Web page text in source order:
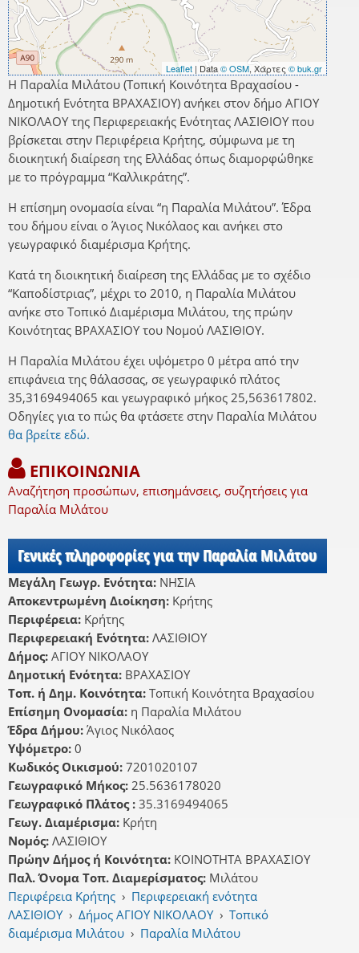
Leaflet | Data© OSM, Χάρτες © buk.gr
Η Παραλία Μιλάτου (Τοπική Κοινότητα Βραχασίου -
Δημοτική Ενότητα ΒΡΑΧΑΣΙΟΥ) ανήκει στον δήμο ΑΓΙΟΥ
ΝΙΚΟΛΑΟΥ της Περιφερειακής Ενότητας ΛΑΣΙΘΙΟΥ που
βρίσκεται στην Περιφέρεια Κρήτης, σύμφωνα με τη
διοικητική διαίρεση της Ελλάδας όπως διαμορφώθηκε
με το πρόγραμμα “Καλλικράτης”.
Η επίσημη ονομασία είναι “η Παραλία Μιλάτου”. Έδρα
του δήμου είναι ο Άγιος Νικόλαος και ανήκει στο
γεωγραφικό διαμέρισμα Κρήτης.
Κατά τη διοικητική διαίρεση της Ελλάδας με το σχέδιο
“Καποδίστριας”, μέχρι το 2010, η Παραλία Μιλάτου
ανήκε στο Τοπικό Διαμέρισμα Μιλάτου, της πρώην
Κοινότητας ΒΡΑΧΑΣΙΟΥ του Νομού ΛΑΣΙΘΙΟΥ.
Η Παραλία Μιλάτου έχει υψόμετρο 0 μέτρα από την
επιφάνεια της θάλασσας, σε γεωγραφικό πλάτος
35,3169494065 και γεωγραφικό μήκος 25,563617802.
Οδηγίες για το πώς θα φτάσετε στην Παραλία Μιλάτου
θα βρείτε εδώ.
ΕΠΙΚΟΙΝΩΝΙΑ
Αναζήτηση προσώπων, επισημάνσεις, συζητήσεις για
Παραλία Μιλάτου
Γενικές πληροφορίες για την Παραλία Μιλάτου
Μεγάλη Γεωγρ. Ενότητα: ΝΗΣΙΑ
Αποκεντρωμένη Διοίκηση: Κρήτης
Περιφέρεια: Κρήτης
Περιφερειακή Ενότητα: ΛΑΣΙΘΙΟΥ
Δήμος: ΑΓΙΟΥ ΝΙΚΟΛΑΟΥ
Δημοτική Ενότητα: ΒΡΑΧΑΣΙΟΥ
Τοπ. ή Δημ. Κοινότητα: Τοπική Κοινότητα Βραχασίου
Επίσημη Ονομασία: η Παραλία Μιλάτου
Έδρα Δήμου: Άγιος Νικόλαος
Υψόμετρο: 0
Κωδικός Οικισμού: 7201020107
Γεωγραφικό Μήκος: 25.5636178020
Γεωγραφικό Πλάτος : 35.3169494065
Γεωγ. Διαμέρισμα: Κρήτη
Νομός: ΛΑΣΙΘΙΟΥ
Πρώην Δήμος ή Κοινότητα: ΚΟΙΝΟΤΗΤΑ ΒΡΑΧΑΣΙΟΥ
Παλ. Όνομα Τοπ. Διαμερίσματος: Μιλάτου
Περιφέρεια Κρήτης › Περιφερειακή ενότητα
ΛΑΣΙΘΙΟΥ › Δήμος ΑΓΙΟΥ ΝΙΚΟΛΑΟΥ › Τοπικό
διαμέρισμα Μιλάτου › Παραλία Μιλάτου